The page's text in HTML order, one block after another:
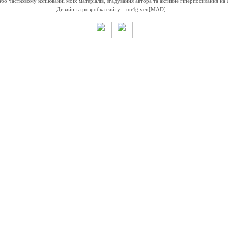
Дизайн та розробка сайту – un4given[MAD]